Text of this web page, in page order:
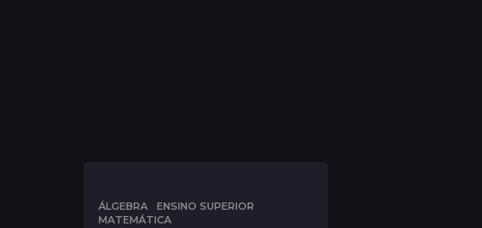
ÁLGEBRA ,ENSINO SUPERIOR
MATEMÁTICA